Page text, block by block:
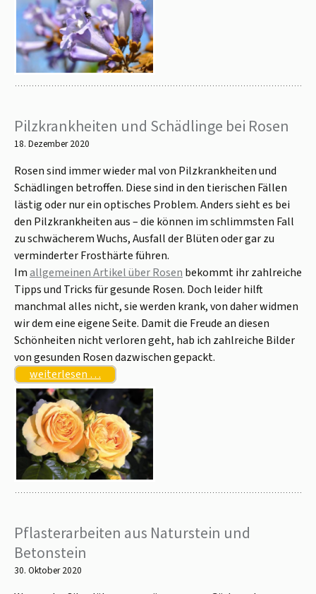
Pilzkrankheiten und Schädlinge bei Rosen
18. Dezember 2020
Rosen sind immer wieder mal von Pilzkrankheiten und
Schädlingen betroffen. Diese sind in den tierischen Fällen
lästig oder nur ein optisches Problem. Anders sieht es bei
den Pilzkrankheiten aus – die können im schlimmsten Fall
zu schwächerem Wuchs, Ausfall der Blüten oder gar zu
verminderter Frosthärte führen.
Imallgemeinen Artikel über Rosen bekommt ihr zahlreiche
Tipps und Tricks für gesunde Rosen. Doch leider hilft
manchmal alles nicht, sie werden krank, von daher widmen
wir dem eine eigene Seite. Damit die Freude an diesen
Schönheiten nicht verloren geht, hab ich zahlreiche Bilder
von gesunden Rosen dazwischen gepackt.
weiterlesen …
Pflasterarbeiten aus Naturstein und
Betonstein
30. Oktober 2020